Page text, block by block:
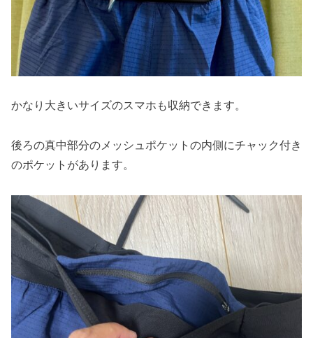
かなり大きいサイズのスマホも収納できます。
後ろの真中部分のメッシュポケットの内側にチャック付き
のポケットがあります。